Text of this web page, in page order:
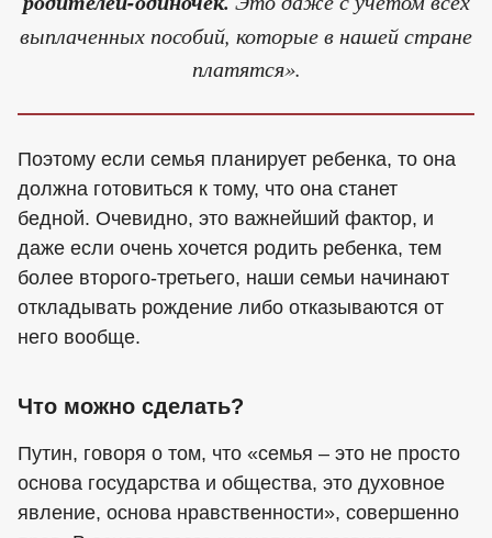
выплаченных пособий, которые в нашей стране
платятся».
Поэтому если семья планирует ребенка, то она
должна готовиться к тому, что она станет
бедной. Очевидно, это важнейший фактор, и
даже если очень хочется родить ребенка, тем
более второго-третьего, наши семьи начинают
откладывать рождение либо отказываются от
него вообще.
Что можно сделать?
Путин, говоря о том, что «семья – это не просто
основа государства и общества, это духовное
явление, основа нравственности», совершенно